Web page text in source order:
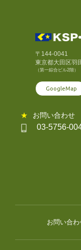
〒144-0041
東京都大田区羽
（第一綜合ビル2階）
GoogleMap
★ お問い合わせ
03-5756-
お問い合わ